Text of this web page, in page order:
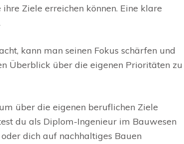
Ziele erreichen können. Eine klare
kann man seinen Fokus schärfen und
Überblick über die eigenen Prioritäten zu
über die eigenen beruflichen Ziele
du als Diplom-Ingenieur im Bauwesen
dich auf nachhaltiges Bauen